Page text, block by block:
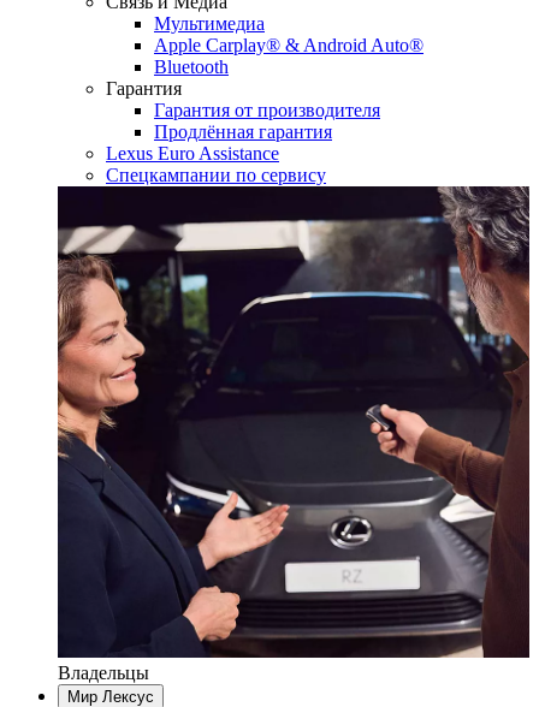
Мультимедиа
Apple Carplay® & Android Auto®
Bluetooth
Гарантия
Гарантия от производителя
Продлённая гарантия
Lexus Euro Assistance
Спецкампании по сервису
Владельцы
Мир Лексус